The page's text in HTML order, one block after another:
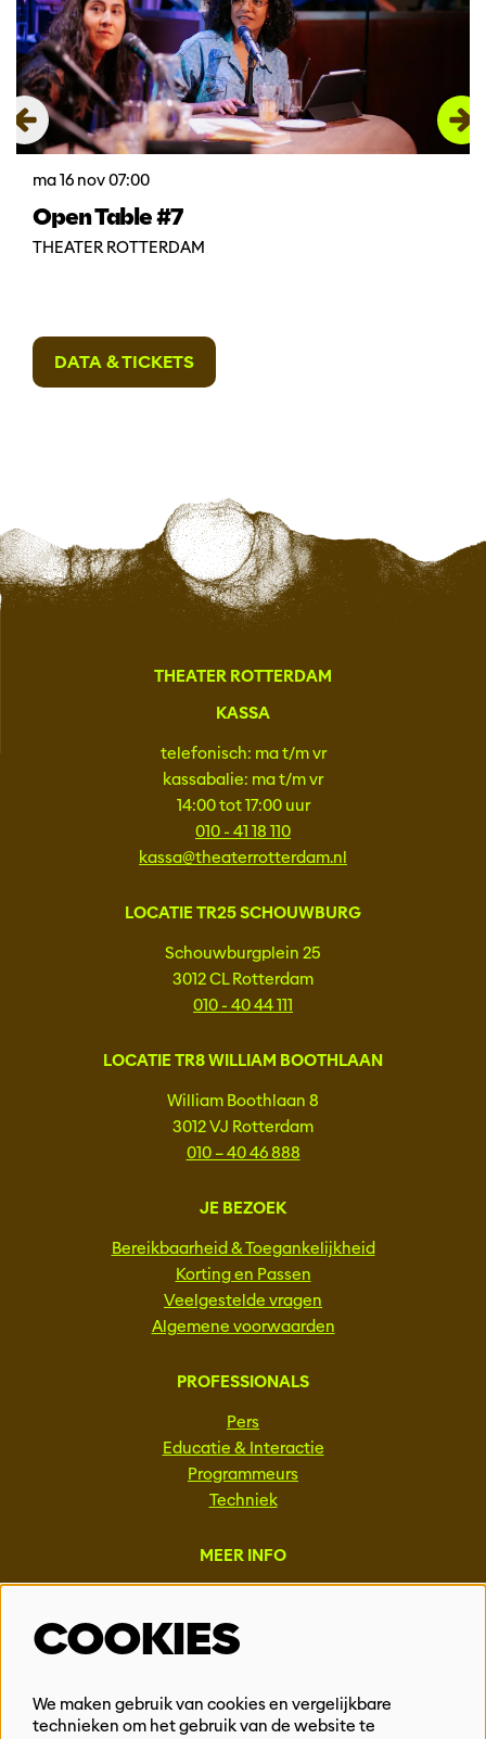
Open Table #7
THEATER ROTTERDAM
ma 16 nov07:00
DATA & TICKETS
THEATER ROTTERDAM
KASSA
telefonisch: ma t/m vr
kassabalie: ma t/m vr
14:00 tot 17:00 uur
010 - 41 18 110
kassa@theaterrotterdam.nl
LOCATIE TR25 SCHOUWBURG
Schouwburgplein 25
3012 CL Rotterdam
010 - 40 44 111
LOCATIE TR8 WILLIAM BOOTHLAAN
William Boothlaan 8
3012 VJ Rotterdam
010 – 40 46 888
JE BEZOEK
Bereikbaarheid & Toegankelijkheid
Korting en Passen
Veelgestelde vragen
Algemene voorwaarden
PROFESSIONALS
Pers
Educatie & Interactie
Programmeurs
Techniek
MEER INFO
Vacatures
Events & Partnerships
Privacy
COOKIES
We maken gebruik van cookies en vergelijkbare
technieken om het gebruik van de website te